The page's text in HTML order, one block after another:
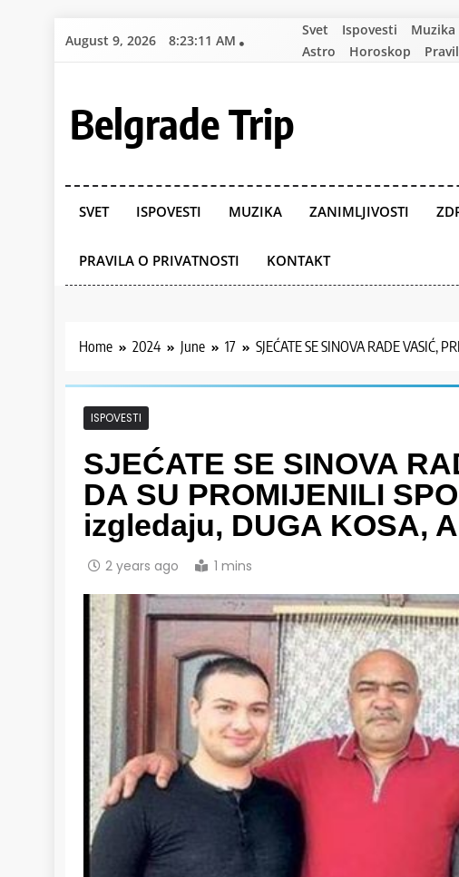
August 9, 2026 8:23:13 AM
Svet Ispovesti Muzika
Astro
Horoskop
Belgrade Trip
SVET ISPOVESTI MUZIKA ZANIMLJIVOSTI
PRAVILA O PRIVATNOSTI KONTAKT
Home 2024 June 17 SJEĆATE SE SINOVA RADE VASIĆ,
ISPOVESTI
SJEĆATE SE SINOVA
DA SU PROMIJENILI
izgledaju, DUGA KOSA,
2 years ago 1 mins